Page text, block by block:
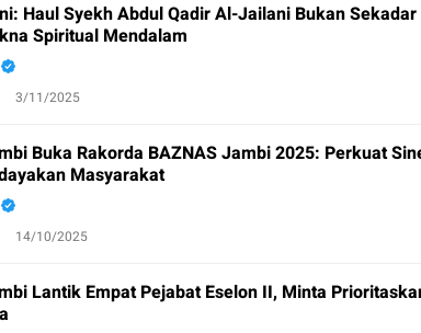
Haul Syekh Abdul Qadir Al-Jailani Bukan
Spiritual Mendalam
3/11/2025
Buka Rakorda BAZNAS Jambi 2025: Perkuat
Masyarakat
14/10/2025
Lantik Empat Pejabat Eselon II, Minta